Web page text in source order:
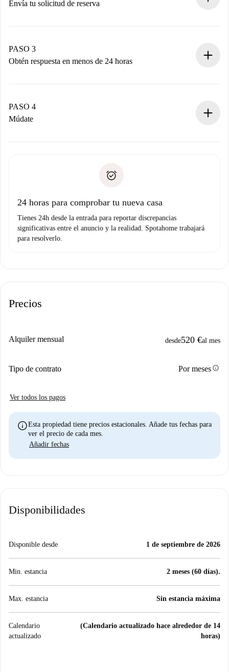
Envía tu solicitud de reserva
propietario acepte.
PASO 3
Obtén respuesta en menos de 24 horas
contacto con el propietario.
Si es rechazada: No te haremos ningún cargo y te
Prueba de solvencia
PASO 4
Múdate
no nos comunicas ningún problema.
24 horas para comprobar tu nueva casa
Tienes 24h desde la entrada para reportar discrepancias
significativas entre el anuncio y la realidad. Spotahome trabajará
para resolverlo.
Precios
Alquiler mensual desde520 €al mes
Tipo de contrato Por mesesinfo
Ver todos los pagos
infoEsta propiedad tiene precios estacionales. Añade tus fechas para
ver el precio de cada mes.
Añadir fechas
Disponibilidades
Disponible desde 1 de septiembre de 2026
Min. estancia 2 meses (60 días).
Max. estancia Sin estancia máxima
Calendario
actualizado
(Calendario actualizado hace alrededor de 14
horas)